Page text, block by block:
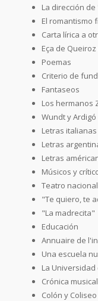
La dirección
El romantismo
Carta lírica a
Eça de
Poemas
Criterio de
Fantaseos
Los hermanos
Wundt y Ardigó
Letras italianas
Letras
Letras
Músicos y
Teatro nacional
"Te quiero, te
"La madrecita"
Educación
Annuaire de
Una escuela
La Universidad
Crónica musical
Colón y Coliseo